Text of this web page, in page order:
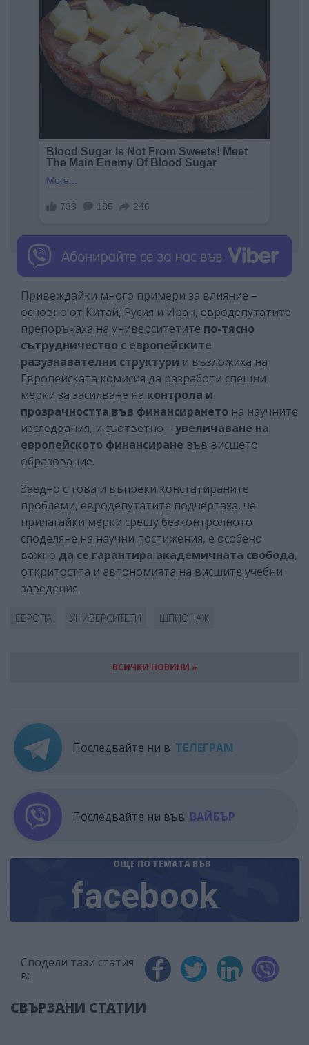
Привеждайки много примери за влияние –
основно от Китай, Русия и Иран, евродепутатите
препоръчаха на университетите по-тясно
сътрудничество с европейските
разузнавателни структури и възложиха на
Европейската комисия да разработи спешни
мерки за засилване на контрола и
прозрачността във финансирането на научните
изследвания, и съответно – увеличаване на
европейското финансиране във висшето
образование.
Заедно с това и въпреки констатираните
проблеми, евродепутатите подчертаха, че
прилагайки мерки срещу безконтролното
споделяне на научни постижения, е особено
важно да се гарантира академичната свобода,
откритостта и автономията на висшите учебни
заведения.
EВРОПА УНИВЕРСИТЕТИ ШПИОНАЖ
ВСИЧКИ НОВИНИ »
Последвайте ни в ТЕЛЕГРАМ
Последвайте ни във ВАЙБЪР
ОЩЕ ПО ТЕМАТА ВЪВ
facebook
Сподели тази статия
в:
СВЪРЗАНИ СТАТИИ